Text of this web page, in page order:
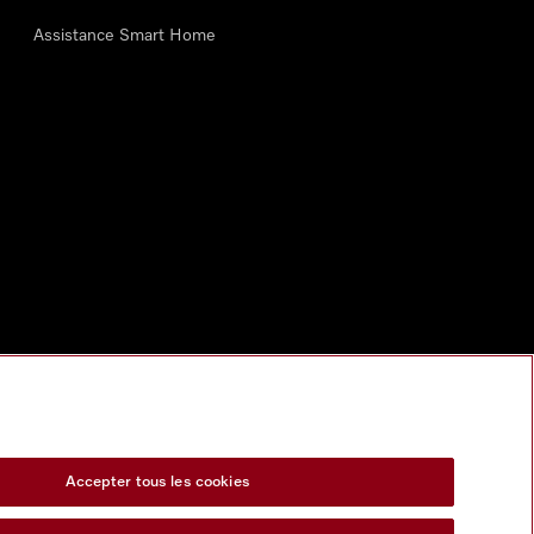
Assistance Smart Home
Accepter tous les cookies